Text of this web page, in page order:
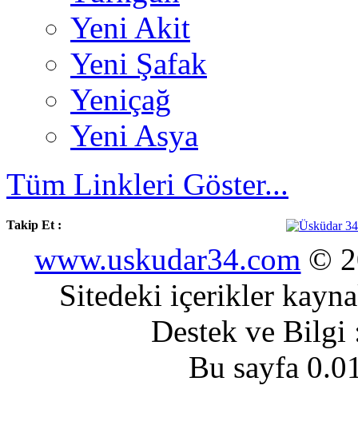
Yeni Akit
Yeni Şafak
Yeniçağ
Yeni Asya
Tüm Linkleri Göster...
Takip Et :
www.uskudar34.com ©
Sitedeki içerikler
Destek ve
Bu sayfa